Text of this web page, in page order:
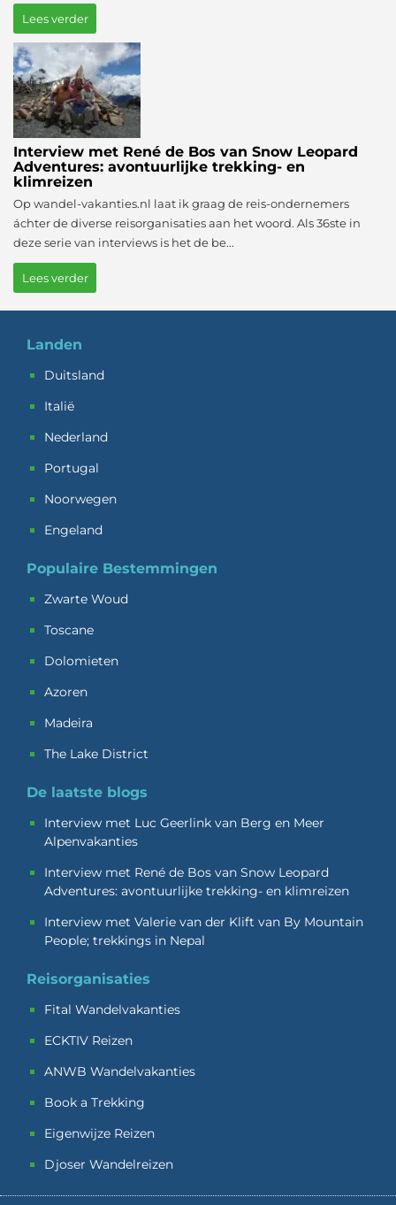
Lees verder
Interview met René de Bos van Snow Leopard
Adventures: avontuurlijke trekking- en
klimreizen
Op wandel-vakanties.nl laat ik graag de reis-ondernemers
áchter de diverse reisorganisaties aan het woord. Als 36ste in
deze serie van interviews is het de be...
Lees verder
Landen
Duitsland
Italië
Nederland
Portugal
Noorwegen
Engeland
Populaire Bestemmingen
Zwarte Woud
Toscane
Dolomieten
Azoren
Madeira
The Lake District
De laatste blogs
Interview met Luc Geerlink van Berg en Meer
Alpenvakanties
Interview met René de Bos van Snow Leopard
Adventures: avontuurlijke trekking- en klimreizen
Interview met Valerie van der Klift van By Mountain
People; trekkings in Nepal
Reisorganisaties
Fital Wandelvakanties
ECKTIV Reizen
ANWB Wandelvakanties
Book a Trekking
Eigenwijze Reizen
Djoser Wandelreizen